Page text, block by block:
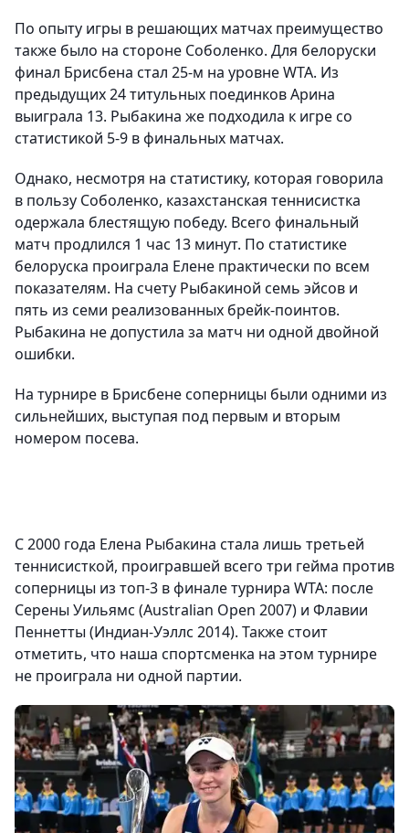
По опыту игры в решающих матчах преимущество
также было на стороне Соболенко. Для белоруски
финал Брисбена стал 25-м на уровне WTA. Из
предыдущих 24 титульных поединков Арина
выиграла 13. Рыбакина же подходила к игре со
статистикой 5-9 в финальных матчах.
Однако, несмотря на статистику, которая говорила
в пользу Соболенко, казахстанская теннисистка
одержала блестящую победу. Всего финальный
матч продлился 1 час 13 минут. По статистике
белоруска проиграла Елене практически по всем
показателям. На счету Рыбакиной семь эйсов и
пять из семи реализованных брейк-поинтов.
Рыбакина не допустила за матч ни одной двойной
ошибки.
На турнире в Брисбене соперницы были одними из
сильнейших, выступая под первым и вторым
номером посева.
С 2000 года Елена Рыбакина стала лишь третьей
теннисисткой, проигравшей всего три гейма против
соперницы из топ-3 в финале турнира WTA: после
Серены Уильямс (Australian Open 2007) и Флавии
Пеннетты (Индиан-Уэллс 2014). Также стоит
отметить, что наша спортсменка на этом турнире
не проиграла ни одной партии.